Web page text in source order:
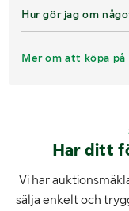
Hur gör jag om
Mer om att köpa på
Har ditt
Vi har
sälja enkelt och